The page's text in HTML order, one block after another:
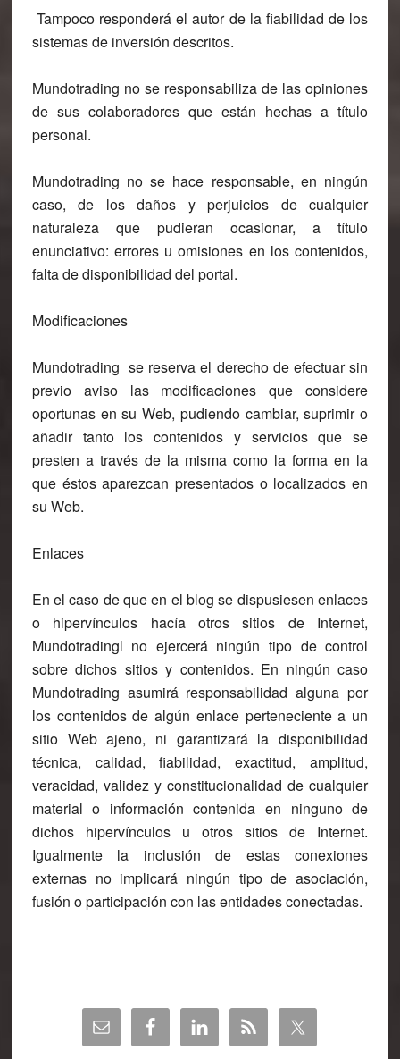
Tampoco responderá el autor de la fiabilidad de los
sistemas de inversión descritos.
Mundotrading no se responsabiliza de las opiniones
de sus colaboradores que están hechas a título
personal.
Mundotrading no se hace responsable, en ningún
caso, de los daños y perjuicios de cualquier
naturaleza que pudieran ocasionar, a título
enunciativo: errores u omisiones en los contenidos,
falta de disponibilidad del portal.
Modificaciones
Mundotrading se reserva el derecho de efectuar sin
previo aviso las modificaciones que considere
oportunas en su Web, pudiendo cambiar, suprimir o
añadir tanto los contenidos y servicios que se
presten a través de la misma como la forma en la
que éstos aparezcan presentados o localizados en
su Web.
Enlaces
En el caso de que en el blog se dispusiesen enlaces
o hipervínculos hacía otros sitios de Internet,
Mundotradingl no ejercerá ningún tipo de control
sobre dichos sitios y contenidos. En ningún caso
Mundotrading asumirá responsabilidad alguna por
los contenidos de algún enlace perteneciente a un
sitio Web ajeno, ni garantizará la disponibilidad
técnica, calidad, fiabilidad, exactitud, amplitud,
veracidad, validez y constitucionalidad de cualquier
material o información contenida en ninguno de
dichos hipervínculos u otros sitios de Internet.
Igualmente la inclusión de estas conexiones
externas no implicará ningún tipo de asociación,
fusión o participación con las entidades conectadas.
Barra
lateral